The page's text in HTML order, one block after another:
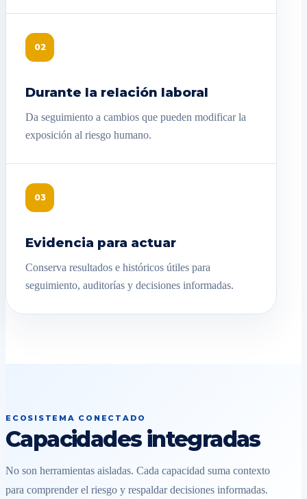
02
Durante la relación laboral
Da seguimiento a cambios que pueden modificar la
exposición al riesgo humano.
03
Evidencia para actuar
Conserva resultados e históricos útiles para
seguimiento, auditorías y decisiones informadas.
ECOSISTEMA CONECTADO
Capacidades integradas
No son herramientas aisladas. Cada capacidad suma contexto
para comprender el riesgo y respaldar decisiones informadas.